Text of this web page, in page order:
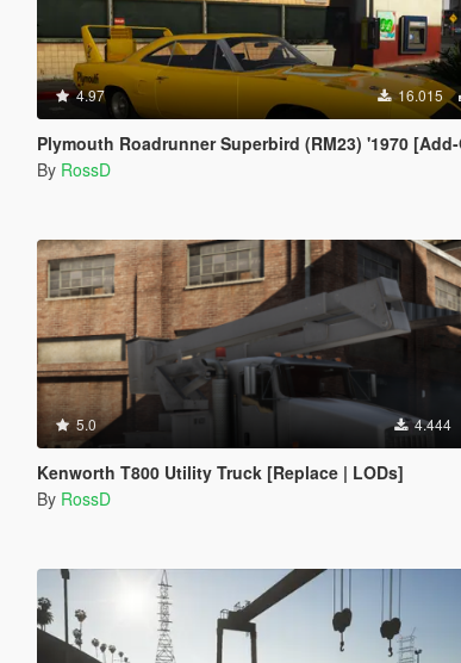
4.97 16.015
Plymouth Roadrunner Superbird (RM23) '1970 [Add-On |
By RossD
5.0 4.444
Kenworth T800 Utility Truck [Replace | LODs]
By RossD